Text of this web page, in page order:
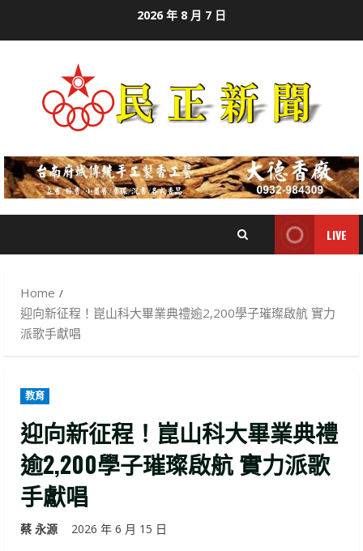
2026 年 8 月 7 日
LIVE
Home
迎向新征程！崑山科大畢業典禮逾2,200學子璀璨啟航 實力
派歌手獻唱
教育
迎向新征程！崑山科大畢業典禮
逾2,200學子璀璨啟航 實力派歌
手獻唱
蔡 永源 2026 年 6 月 15 日